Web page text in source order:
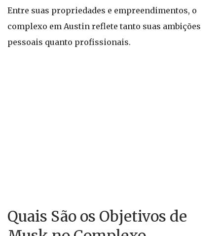
Entre suas propriedades e empreendimentos, o
complexo em Austin reflete tanto suas ambições
pessoais quanto profissionais.
Quais São os Objetivos de